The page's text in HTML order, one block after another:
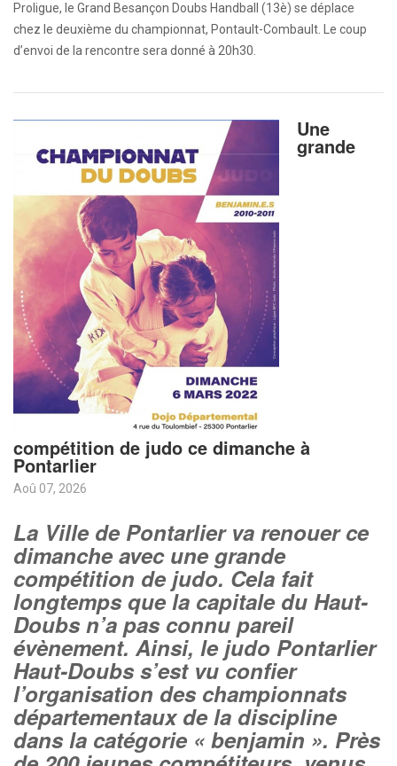
Proligue, le Grand Besançon Doubs Handball (13è) se déplace
chez le deuxième du championnat, Pontault-Combault. Le coup
d’envoi de la rencontre sera donné à 20h30.
Une
grande
compétition de judo ce dimanche à
Pontarlier
Aoû 07, 2026
La Ville de Pontarlier va renouer ce
dimanche avec une grande
compétition de judo. Cela fait
longtemps que la capitale du Haut-
Doubs n’a pas connu pareil
évènement. Ainsi, le judo Pontarlier
Haut-Doubs s’est vu confier
l’organisation des championnats
départementaux de la discipline
dans la catégorie « benjamin ». Près